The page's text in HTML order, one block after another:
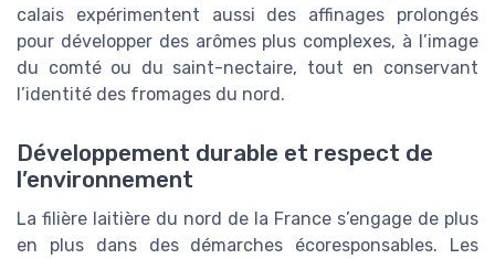
calais expérimentent aussi des affinages prolongés
pour développer des arômes plus complexes, à l’image
du comté ou du saint-nectaire, tout en conservant
l’identité des fromages du nord.
Développement durable et respect de
l’environnement
La filière laitière du nord de la France s’engage de plus
en plus dans des démarches écoresponsables. Les